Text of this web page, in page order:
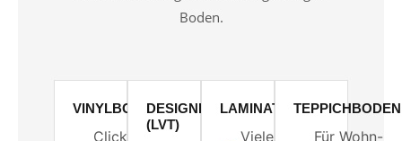
Boden.
VINYLBODEN
Click-
DESIGNBODEN
(LVT)
LAMINAT
Viele
TEPPICHBODEN
Für Wohn-